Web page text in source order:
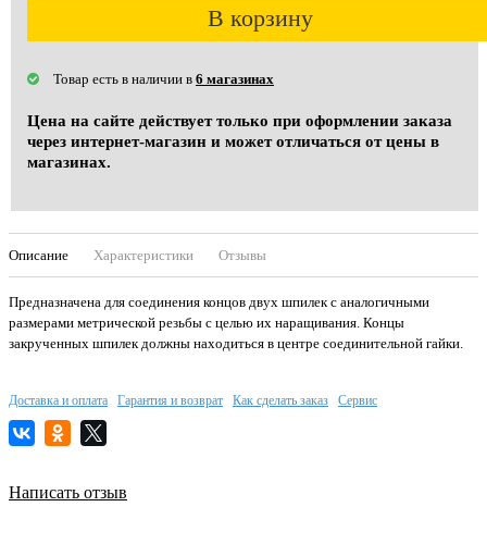
В корзину
Товар есть в наличии в 6 магазинах
Цена на сайте действует только при оформлении заказа
через интернет-магазин и может отличаться от цены в
магазинах.
Описание Характеристики Отзывы
Предназначена для соединения концов двух шпилек с аналогичными
размерами метрической резьбы с целью их наращивания. Концы
закрученных шпилек должны находиться в центре соединительной гайки.
Доставка и оплата Гарантия и возврат Как сделать заказ Сервис
Написать отзыв